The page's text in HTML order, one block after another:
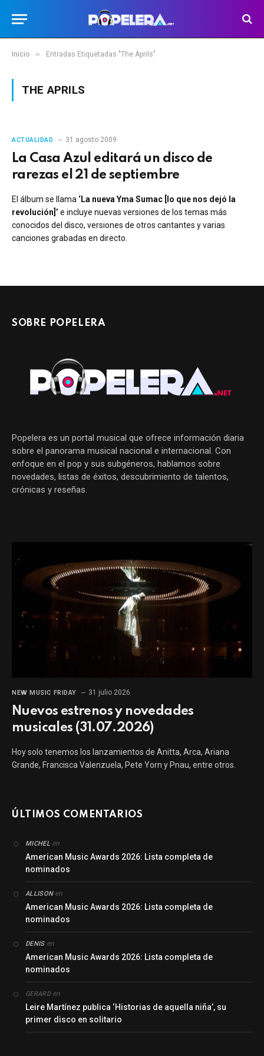
Inicio » Entradas Etiquetadas "The Aprils"
THE APRILS
ACTUALIDAD 31 agosto 2009
La Casa Azul editará un disco de
rarezas el 21 de septiembre
El álbum se llama ‘La nueva Yma Sumac [lo que nos dejó la
revolución]’ e incluye nuevas versiones de los temas más
conocidos del disco, versiones de otros cantantes y varias
canciones grabadas en directo.
SOBRE POPELERA
Popelera es un portal musical que ofrece información diaria
sobre el panorama musical nacional e internacional. Con
enfoque en el pop y sus subgéneros, hablamos sobre
novedades, listas de éxitos, descubrimiento de talentos,
crónicas y reseñas.
NEW MUSIC FRIDAY 31 julio 2026
Nuevos estrenos y novedades
musicales (31.07.2026)
Hoy solo tenemos los lanzamientos de Anitta, Arca, Ariana
Grande, Francisca Valenzuela, Pete Yorn y Pnau, entre otros.
ÚLTIMOS COMENTARIOS
MICHEL en
American Music Awards 2026: Lista completa de
nominados
ALLISONen
American Music Awards 2026: Lista completa de
nominados
DENISen
American Music Awards 2026: Lista completa de
nominados
GERARDen
Leire Martínez publica ‘Historias de aquella niña’, su
primer disco en solitario